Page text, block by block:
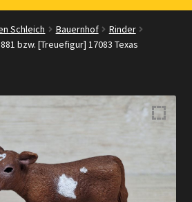
Schleich Bauernhof
Rinder
bzw. [Treuefigur] 17083 Texas